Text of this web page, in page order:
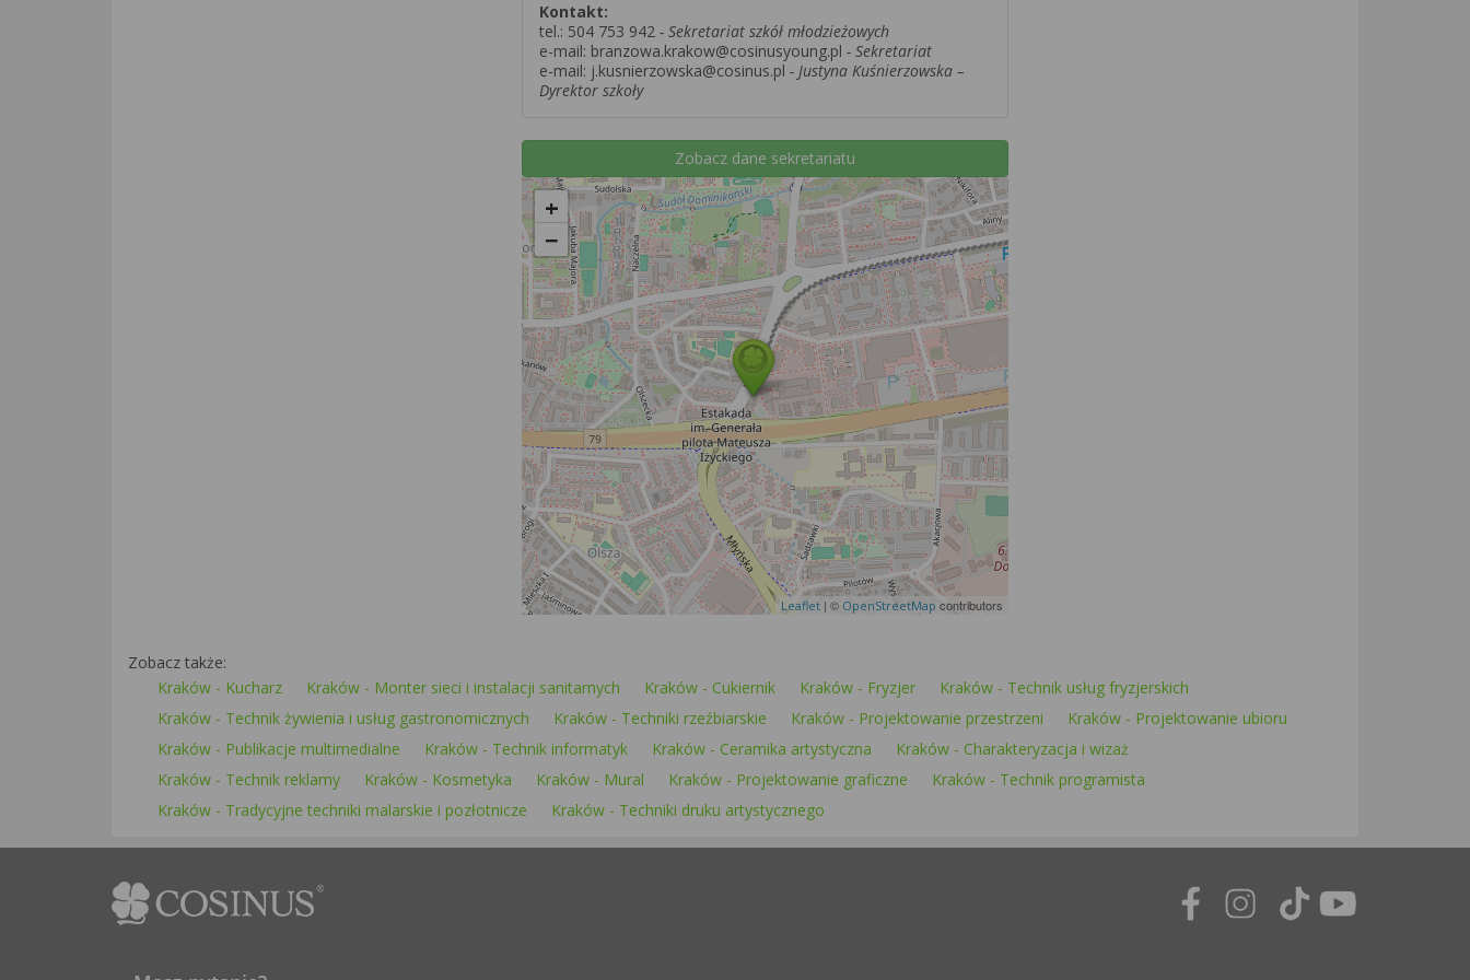
Kontakt:
tel.: 504 753 942 - Sekretariat szkół młodzieżowych
e-mail: branzowa.krakow@cosinusyoung.pl - Sekretariat
e-mail: j.kusnierzowska@cosinus.pl - Justyna Kuśnierzowska –
Dyrektor szkoły
Zobacz dane sekretariatu
+
−
Leaflet | © OpenStreetMap contributors
Zobacz także:
Kraków - Kucharz
Kraków - Monter sieci i instalacji sanitarnych Kraków - Cukiernik Kraków - Fryzjer
Kraków - Technik usług fryzjerskich
Kraków - Technik żywienia i usług gastronomicznych
Kraków - Techniki rzeźbiarskie Kraków - Projektowanie przestrzeni
Kraków - Projektowanie ubioru
Kraków - Publikacje multimedialne
Kraków - Technik informatyk Kraków - Ceramika artystyczna
Kraków - Charakteryzacja i wizaż
Kraków - Technik reklamy
Kraków - Kosmetyka Kraków - Mural Kraków - Projektowanie graficzne
Kraków - Technik programista
Kraków - Tradycyjne techniki malarskie i pozłotnicze
Kraków - Techniki druku artystycznego